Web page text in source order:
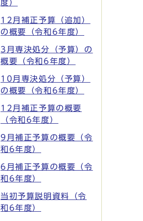
度）
12月補正予算（追加）
の概要（令和6年度）
3月専決処分（予算）の
概要（令和6年度）
10月専決処分（予算）
の概要（令和6年度）
12月補正予算の概要
（令和6年度）
9月補正予算の概要（令
和6年度）
6月補正予算の概要（令
和6年度）
当初予算説明資料（令
和6年度）